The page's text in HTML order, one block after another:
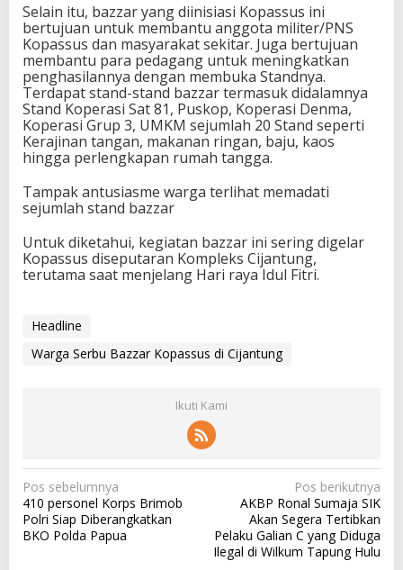
Selain itu, bazzar yang diinisiasi Kopassus ini
bertujuan untuk membantu anggota militer/PNS
Kopassus dan masyarakat sekitar. Juga bertujuan
membantu para pedagang untuk meningkatkan
penghasilannya dengan membuka Standnya.
Terdapat stand-stand bazzar termasuk didalamnya
Stand Koperasi Sat 81, Puskop, Koperasi Denma,
Koperasi Grup 3, UMKM sejumlah 20 Stand seperti
Kerajinan tangan, makanan ringan, baju, kaos
hingga perlengkapan rumah tangga.
Tampak antusiasme warga terlihat memadati
sejumlah stand bazzar
Untuk diketahui, kegiatan bazzar ini sering digelar
Kopassus diseputaran Kompleks Cijantung,
terutama saat menjelang Hari raya Idul Fitri.
Headline
Warga Serbu Bazzar Kopassus di Cijantung
Ikuti Kami
N
a
v
Pos sebelumnya
410 personel Korps Brimob
Polri Siap Diberangkatkan
BKO Polda Papua
Pos berikutnya
AKBP Ronal Sumaja SIK
Akan Segera Tertibkan
Pelaku Galian C yang Diduga
Ilegal di Wilkum Tapung Hulu